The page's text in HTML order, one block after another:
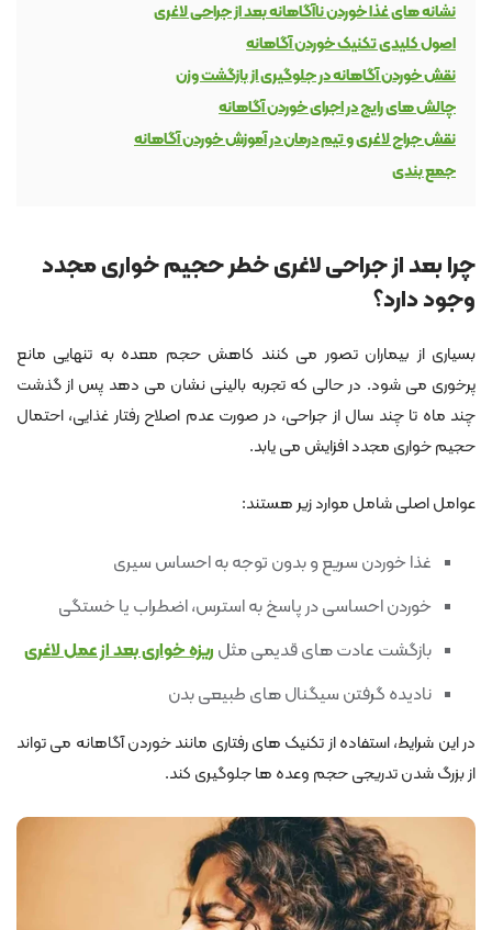
نشانه های غذا خوردن ناآگاهانه بعد از جراحی لاغری
اصول کلیدی تکنیک خوردن آگاهانه
نقش خوردن آگاهانه در جلوگیری از بازگشت وزن
چالش های رایج در اجرای خوردن آگاهانه
نقش جراح لاغری و تیم درمان در آموزش خوردن آگاهانه
جمع بندی
چرا بعد از جراحی لاغری خطر حجیم خواری مجدد
وجود دارد؟
بسیاری از بیماران تصور می کنند کاهش حجم معده به تنهایی مانع
پرخوری می شود. در حالی که تجربه بالینی نشان می دهد پس از گذشت
چند ماه تا چند سال از جراحی، در صورت عدم اصلاح رفتار غذایی، احتمال
حجیم خواری مجدد افزایش می یابد.
عوامل اصلی شامل موارد زیر هستند:
غذا خوردن سریع و بدون توجه به احساس سیری
خوردن احساسی در پاسخ به استرس، اضطراب یا خستگی
بازگشت عادت های قدیمی مثل ریزه خواری بعد از عمل لاغری
نادیده گرفتن سیگنال های طبیعی بدن
در این شرایط، استفاده از تکنیک های رفتاری مانند خوردن آگاهانه می تواند
از بزرگ شدن تدریجی حجم وعده ها جلوگیری کند.